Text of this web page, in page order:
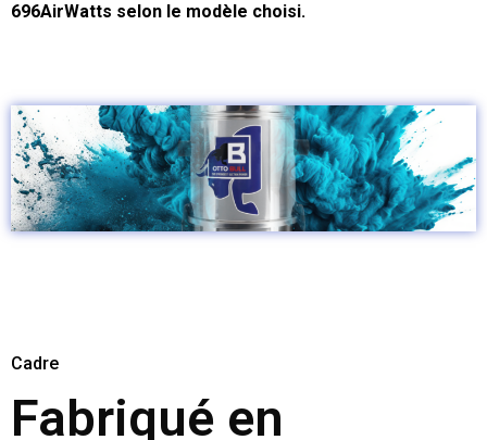
696AirWatts selon le modèle choisi.
Cadre
Fabriqué en